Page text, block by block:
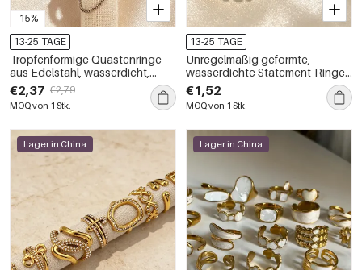
-15%
13-25 TAGE
Tropfenförmige Quastenringe
aus Edelstahl, wasserdicht,
goldfarben, mit Zirkonia
€2,37 €2,79
MOQ von 1 Stk.
13-25 TAGE
Unregelmäßig geformte,
wasserdichte Statement-Ringe
aus Edelstahl in Goldfarbe mit
Strasssteinen
€1,52
MOQ von 1 Stk.
Lager in China Lager in China